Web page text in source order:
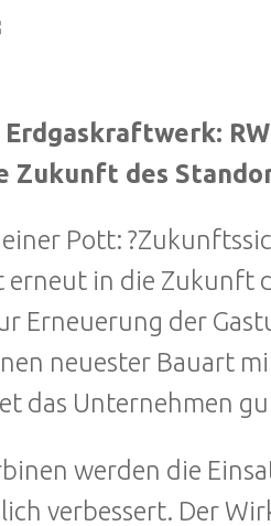
Zukunft des
Pott:
erneut in die Zukunft
Erneuerung der
neuester Bauart
das Unternehmen
werden die
verbessert. Der